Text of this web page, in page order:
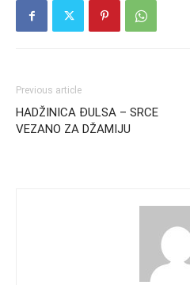
Previous article
HADŽINICA ĐULSA – SRCE
VEZANO ZA DŽAMIJU